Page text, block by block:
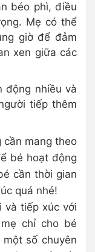
béo phì, điều
Mẹ có thể
giờ để đảm
xen giữa các
động nhiều và
tiếp thêm
cần mang theo
bé hoạt động
cần thời gian
quá nhé!
và tiếp xúc với
chỉ cho bé
số chuyên